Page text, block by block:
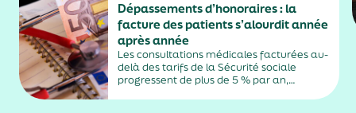
Dépassements d’honoraires : la
facture des patients s’alourdit année
après année
Les consultations médicales facturées au-
delà des tarifs de la Sécurité sociale
progressent de plus de 5 % par an,
alimentés par la montée en puissance des